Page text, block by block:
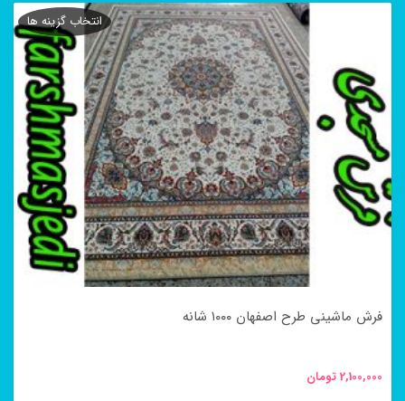
محصول
مختلفی
باشد.
گزینه
ها
صفحه
انتخاب
فرش ماشینی طرح اصفهان ۱۰۰۰ شانه
2,100,000تومان
انتخاب گزینه ها